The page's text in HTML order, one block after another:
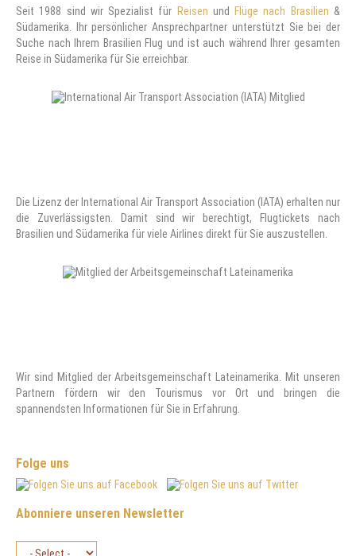
Seit 1988 sind wir Spezialist für Reisen und Flüge nach Brasilien &
Südamerika. Ihr persönlicher Ansprechpartner unterstützt Sie bei der
Suche nach Ihrem Brasilien Flug und ist auch während Ihrer gesamten
Reise in Südamerika für Sie erreichbar.
Die Lizenz der International Air Transport Association (IATA) erhalten nur
die Zuverlässigsten. Damit sind wir berechtigt, Flugtickets nach
Brasilien und Südamerika für viele Airlines direkt für Sie auszustellen.
Wir sind Mitglied der Arbeitsgemeinschaft Lateinamerika. Mit unseren
Partnern fördern wir den Tourismus vor Ort und bringen die
spannendsten Informationen für Sie in Erfahrung.
Folge uns
Abonniere unseren Newsletter